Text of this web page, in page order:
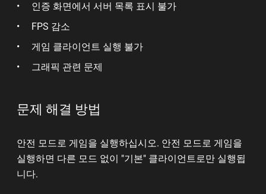
인증 화면에서 서버 목록 표시 불가
FPS 감소
게임 클라이언트 실행 불가
그래픽 관련 문제
문제 해결 방법
안전 모드로 게임을 실행하십시오. 안전 모드로 게임을
실행하면 다른 모드 없이 "기본" 클라이언트로만 실행됩
니다.